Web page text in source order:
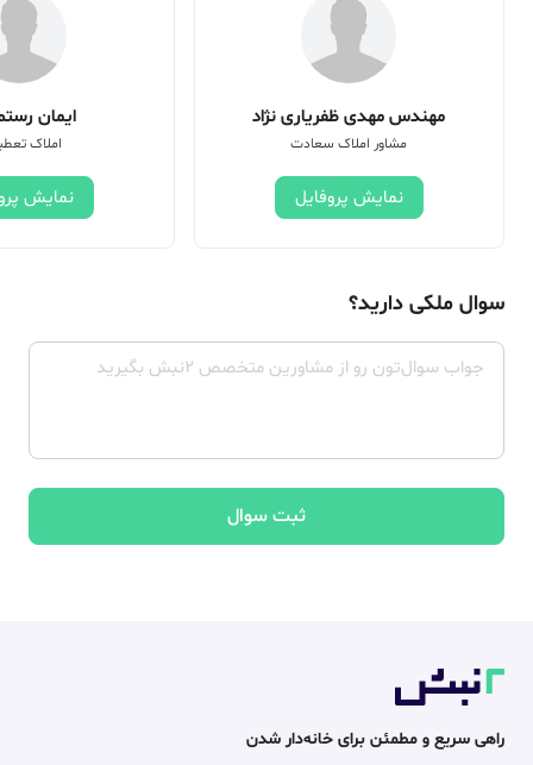
مهندس مهدی ظفریاری نژاد
مشاور املاک سعادت
نمایش پروفایل
ایمان
املاک
نمایش
سوال ملکی دارید؟
ثبت سوال
راهی سریع و مطمئن برای خانه‌دار شدن